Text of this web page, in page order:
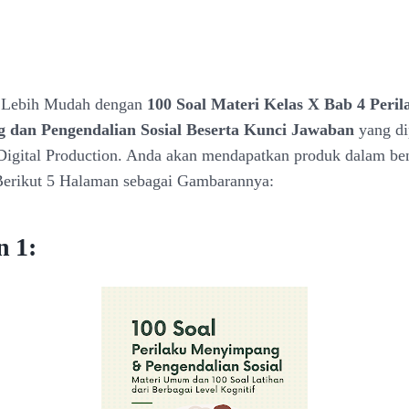
Mudah dengan 100 Soal Materi Kelas X Bab 4
dan Pengendalian Sosial Beserta Kunci Jawaban yang
Production. Anda akan mendapatkan produk dalam
5 Halaman sebagai Gambarannya:
1: